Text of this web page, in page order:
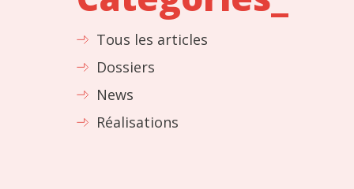
Tous les articles
Dossiers
News
Réalisations